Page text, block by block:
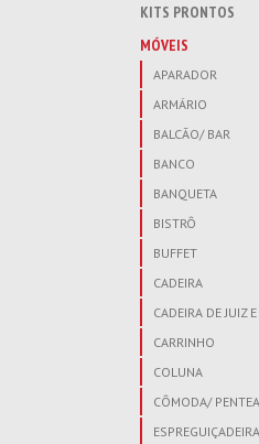
KITS PRONTOS
MÓVEIS
APARADOR
ARMÁRIO
BALCÃO/ BAR
BANCO
BANQUETA
BISTRÔ
BUFFET
CADEIRA
CADEIRA DE JUIZ
CARRINHO
COLUNA
CÔMODA/